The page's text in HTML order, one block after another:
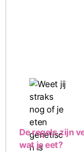
De regels zijn
wat je eet?